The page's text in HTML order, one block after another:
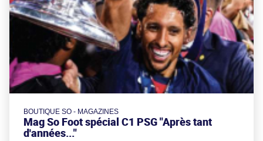
BOUTIQUE SO - MAGAZINES
Mag So Foot spécial C1 PSG "Après tant
d'années..."